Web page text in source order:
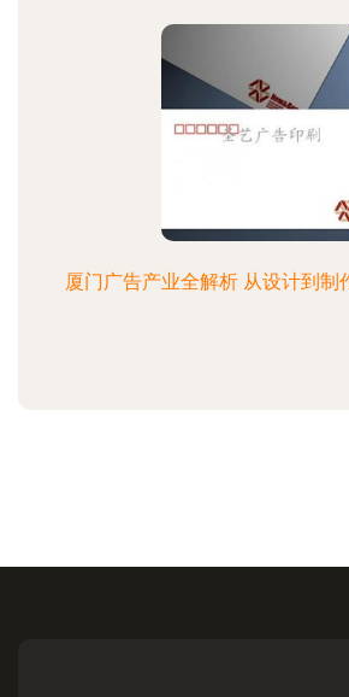
厦门广告产业全解析 从设计到制